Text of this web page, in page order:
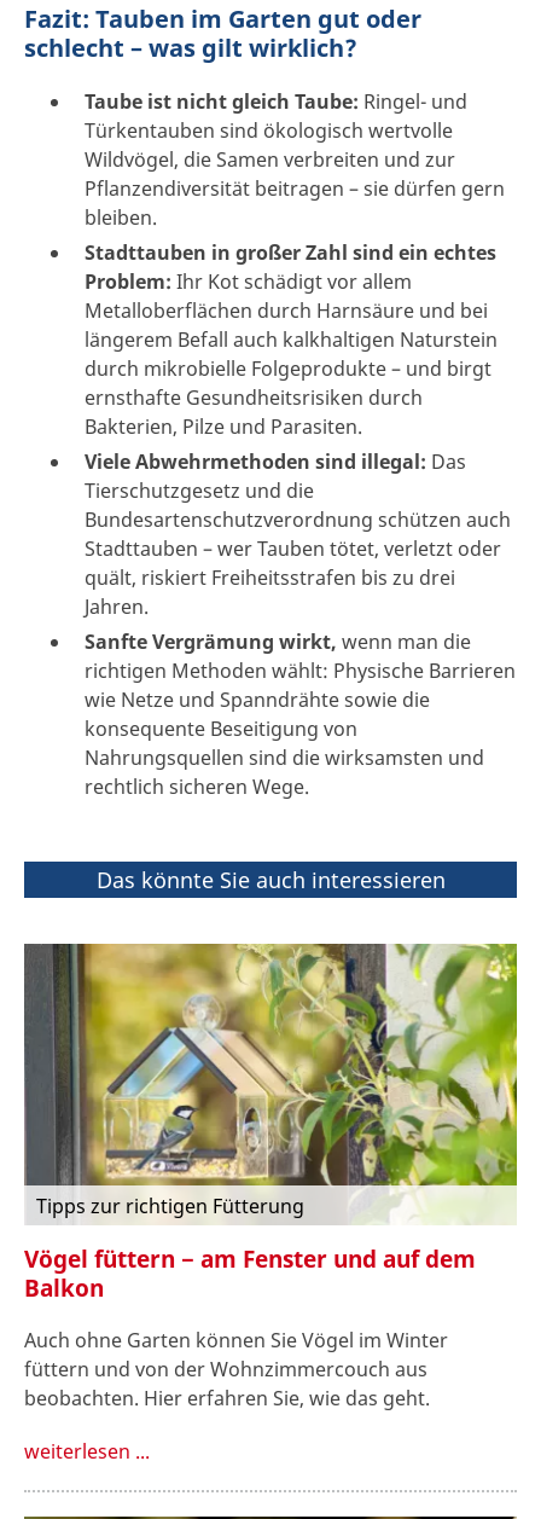
Fazit: Tauben im Garten gut oder
schlecht – was gilt wirklich?
Taube ist nicht gleich Taube: Ringel- und
Türkentauben sind ökologisch wertvolle
Wildvögel, die Samen verbreiten und zur
Pflanzendiversität beitragen – sie dürfen gern
bleiben.
Stadttauben in großer Zahl sind ein echtes
Problem: Ihr Kot schädigt vor allem
Metalloberflächen durch Harnsäure und bei
längerem Befall auch kalkhaltigen Naturstein
durch mikrobielle Folgeprodukte – und birgt
ernsthafte Gesundheitsrisiken durch
Bakterien, Pilze und Parasiten.
Viele Abwehrmethoden sind illegal: Das
Tierschutzgesetz und die
Bundesartenschutzverordnung schützen auch
Stadttauben – wer Tauben tötet, verletzt oder
quält, riskiert Freiheitsstrafen bis zu drei
Jahren.
Sanfte Vergrämung wirkt, wenn man die
richtigen Methoden wählt: Physische Barrieren
wie Netze und Spanndrähte sowie die
konsequente Beseitigung von
Nahrungsquellen sind die wirksamsten und
rechtlich sicheren Wege.
Das könnte Sie auch interessieren
Tipps zur richtigen Fütterung
Vögel füttern − am Fenster und auf dem
Balkon
Auch ohne Garten können Sie Vögel im Winter
füttern und von der Wohnzimmercouch aus
beobachten. Hier erfahren Sie, wie das geht.
weiterlesen ...